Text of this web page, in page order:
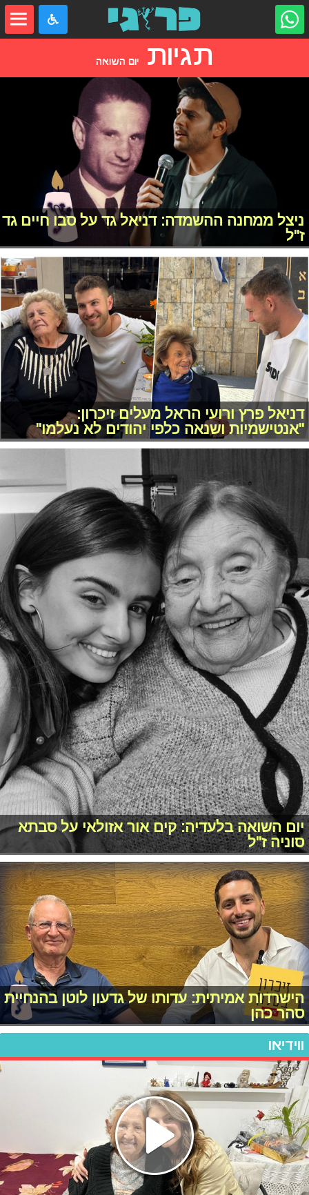
תגיות יום השואה
ניצל ממחנה ההשמדה: דניאל גד על סבו חיים גד
ז"ל
דניאל פרץ ורועי הראל מעלים זיכרון:
"אנטישמיות ושנאה כלפי יהודים לא נעלמו"
יום השואה בלעדיה: קים אור אזולאי על סבתא
סוניה ז"ל
הישרדות אמיתית: עדותו של גדעון לוטן בהנחיית
סהר כהן
ווידיאו